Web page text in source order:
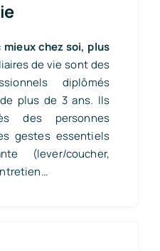
mieux chez soi, plus
de vie sont des
diplômés
plus de 3 ans. Ils
des personnes
gestes essentiels
(lever/coucher,